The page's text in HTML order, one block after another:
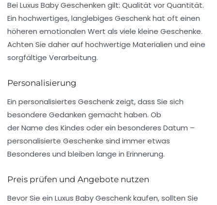
Bei Luxus Baby Geschenken gilt: Qualität vor Quantität.
Ein hochwertiges, langlebiges Geschenk hat oft einen
höheren emotionalen Wert als viele kleine Geschenke.
Achten Sie daher auf hochwertige Materialien und eine
sorgfältige Verarbeitung.
Personalisierung
Ein personalisiertes Geschenk zeigt, dass Sie sich
besondere Gedanken gemacht haben. Ob
derName des Kindes oder ein besonderes Datum –
personalisierte Geschenke sind immer etwas
Besonderes und bleiben lange in Erinnerung.
Preis prüfen und Angebote nutzen
Bevor Sie ein Luxus Baby Geschenkkaufen, sollten Sie